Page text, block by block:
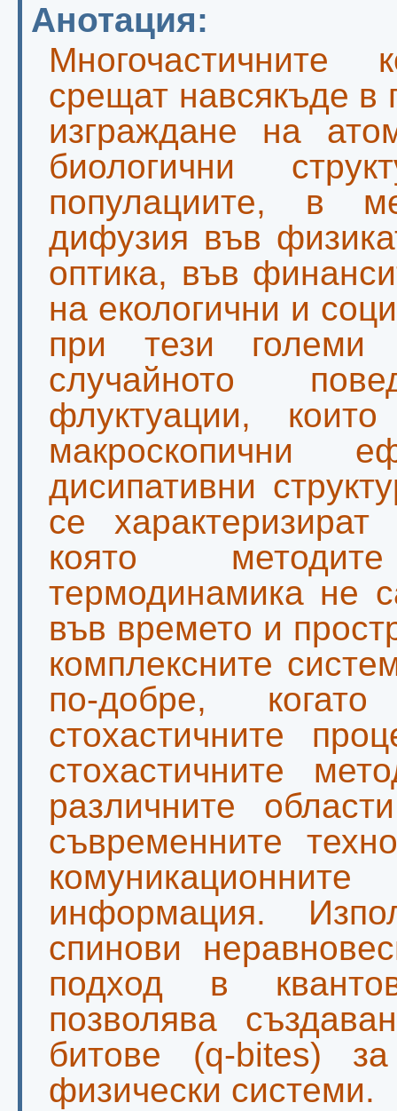
Анотация:
срещат навсякъде в
изграждане на
биологични
популациите, в
дифузия във
оптика, във
на екологични и
при тези
случайното
флуктуации,
макроскопични
дисипативни
се
която
термодинамика не
във времето и
комплексните
по-добре,
стохастичните
стохастичните
различните
съвременните
информация.
спинови
подход в
позволява
битовe (q-bites)
физически системи.